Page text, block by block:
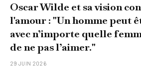
Oscar Wilde et sa vision
l'amour : "Un homme peut
avec n’importe quelle
de ne pas l’aimer."
29 JUIN 2026